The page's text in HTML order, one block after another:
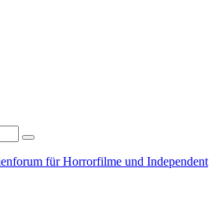
für Horrorfilme und Independent